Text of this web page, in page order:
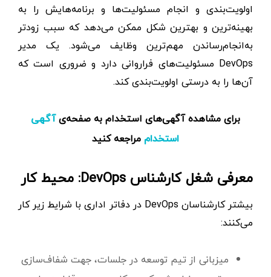
اولویت‌بندی و انجام مسئولیت‌ها و برنامه‌هایش را به
بهینه‌ترین و بهترین شکل ممکن می‌دهد که سبب زودتر
به‌انجام‌رساندن مهم‌ترین وظایف می‌شود. یک مدیر
DevOps مسئولیت‌های فراروانی دارد و ضروری است که
آن‌ها را به درستی اولویت‌بندی کند.
برای مشاهده آگهی‌های استخدام به صفحه‌یآگهی
استخدام مراجعه کنید
معرفی شغل کارشناس DevOps: محیط کار
بیشتر کارشناسان DevOps در دفاتر اداری با شرایط زیر کار
می‌کنند:
میزبانی از تیم توسعه در جلسات، جهت شفاف‌سازی